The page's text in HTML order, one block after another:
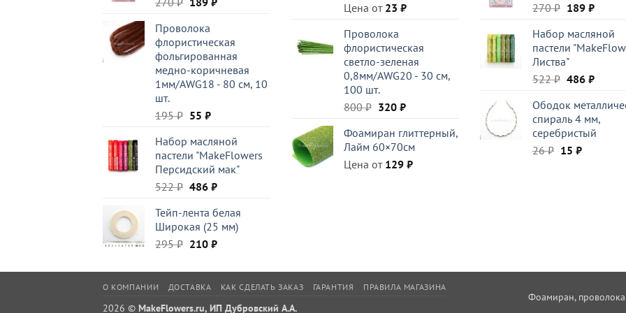
составляла
270 ₽.
Проволока
флористическая
фольгированная
медно-коричневая
1мм/AWG18 - 80 см, 10
шт.
195₽ Первоначальная
составляла
195 ₽.
55 ₽Текущая
55 ₽.
Набор масляной
пастели "MakeFlowers
Персидский мак"
522₽ Первоначальная
составляла
522 ₽.
486 ₽Текущая
486 ₽.
Тейп-лента белая
Широкая (25 мм)
295₽ Первоначальная
составляла
295 ₽.
210 ₽Текущая
210 ₽.
Цена от 23 ₽
Проволока
флористическая
светло-зеленая
0,8мм/AWG20 - 30 см,
100 шт.
800₽ Первоначальная
составляла
800 ₽.
320 ₽Текущая
320 ₽.
Фоамиран глиттерный,
Лайм 60×70см
Цена от 129 ₽
270₽
составляла
270 ₽.
189 ₽
189 ₽.
Набор масляной
пастели
Листва"
522₽
составляла
522 ₽.
486 ₽
486 ₽.
Ободок
спираль 4 мм,
серебристый
26₽ 15 ₽Текущая
Фоамиран,
О КОМПАНИИ ДОСТАВКА КАК СДЕЛАТЬ ЗАКАЗ ГАРАНТИЯ ПРАВИЛА МАГАЗИНА
2026 © MakeFlowers.ru, ИП Дубровский А.А.